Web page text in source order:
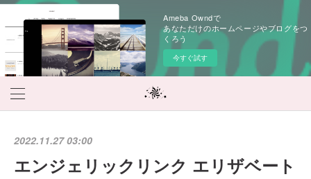
Ameba Owndで
あなただけのホームページやブログをつ
くろう
今すぐ試す
2022.11.27 03:00
エンジェリックリンク エリザベート